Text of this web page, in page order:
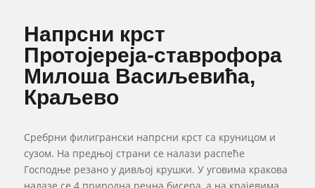
Напрсни крст
Протојереја-ставрофора
Милоша Васиљевића,
Краљево
Сребрни филигрански напрсни крст са круницом и
сузом. На предњој страни се налази распеће
Господње резано у дивљој крушки. У уговима кракова